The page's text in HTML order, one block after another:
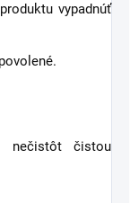
vypadnúť
nečistôt čistou